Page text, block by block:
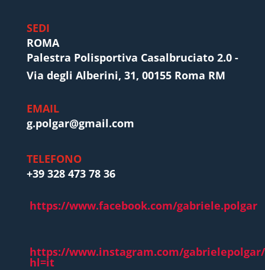
SEDI
ROMA
Palestra Polisportiva Casalbruciato 2.0 -
Via degli Alberini, 31, 00155 Roma RM
EMAIL
g.polgar@gmail.com
TELEFONO
+39 328 473 78 36
https://www.facebook.com/gabriele.polgar
https://www.instagram.com/
hl=it